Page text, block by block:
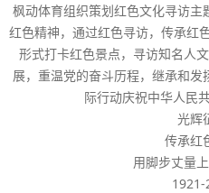
枫动体育组织策划红色文化寻访主
红色精神，通过红色寻访，传承红
形式打卡红色景点，寻访知名人
展，重温党的奋斗历程，继承和
际行动庆祝中华人民
光辉
传承红
用脚步丈量
1921-